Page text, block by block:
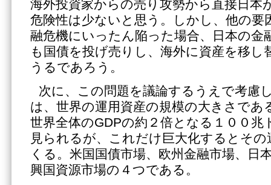
海外投資家からの売り攻勢から直接日本
危険性は少ないと思う。しかし、他の要
融危機にいったん陥った場合、日本の金
も国債を投げ売りし、海外に資産を移し
うるであろう。
次に、この問題を議論するうえで考慮
は、世界の運用資産の規模の大きさであ
世界全体のGDPの約２倍となる１００兆
見られるが、これだけ巨大化するとそ
くる。米国国債市場、欧州金融市場、日
興国資源市場の４つである。